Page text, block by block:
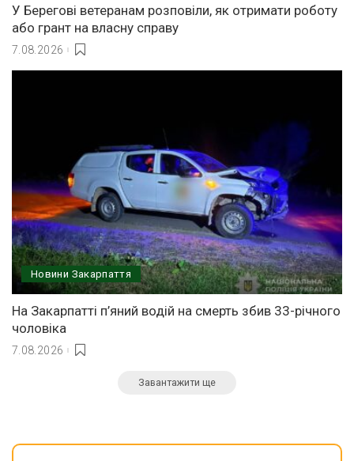
У Берегові ветеранам розповіли, як отримати роботу
або грант на власну справу
7.08.2026
Новини Закарпаття
На Закарпатті п’яний водій на смерть збив 33-річного
чоловіка
7.08.2026
Завантажити ще